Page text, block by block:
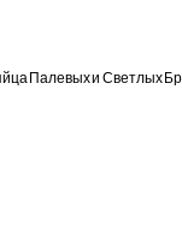
Палевых и Светлых